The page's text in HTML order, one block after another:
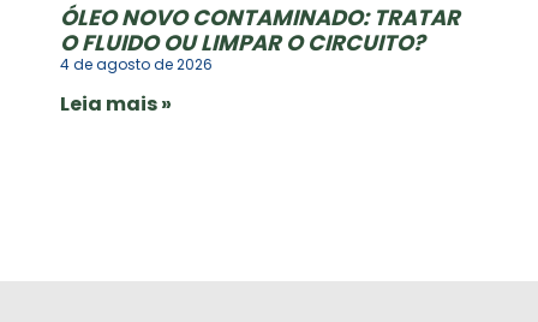
ÓLEO NOVO CONTAMINADO: TRATAR
O FLUIDO OU LIMPAR O CIRCUITO?
4 de agosto de 2026
Leia mais »